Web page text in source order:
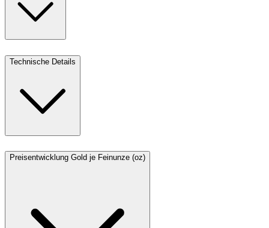
Technische Details
Preisentwicklung Gold je Feinunze (oz)